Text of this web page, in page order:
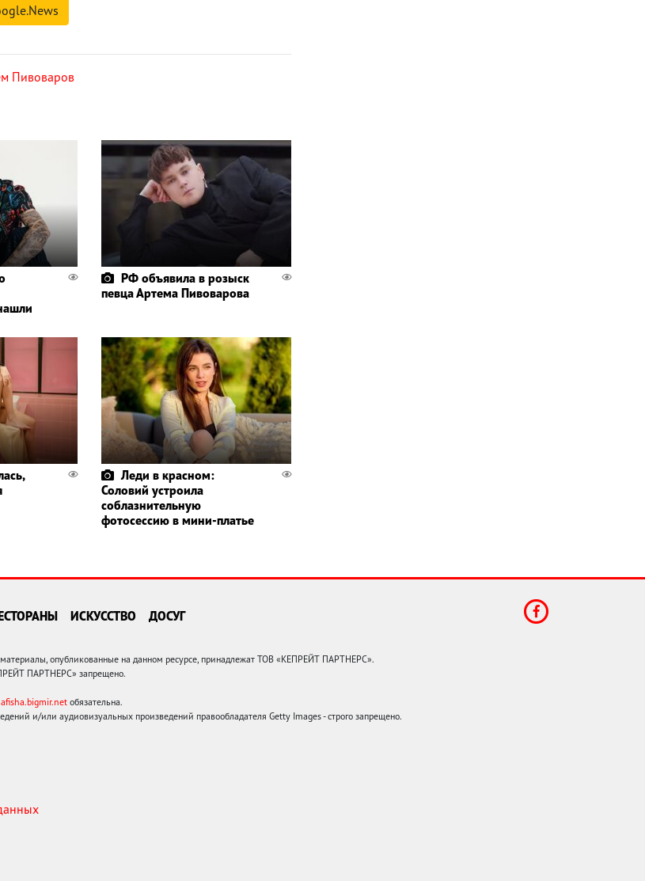
Пивоваров
РФ объявила в розыск
певца Артема Пивоварова
Леди в красном:
Соловий устроила
соблазнительную
фотосессию в мини-платье
ИСКУССТВО ДОСУГ
опубликованные на данном ресурсе, принадлежат ТОВ «КЕПРЕЙТ ПАРТНЕРС».
ПАРТНЕРС» запрещено.
afisha.bigmir.net обязательна.
и/или аудиовизуальных произведений правообладателя Getty Images - строго запрещено.